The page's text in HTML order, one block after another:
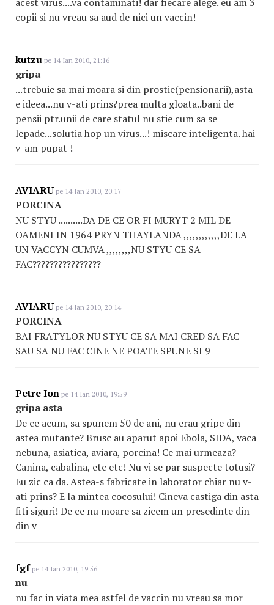
copii si nu vreau sa aud de nici un vaccin!
kutzu pe 14 Ian 2010, 21:16
gripa
...trebuie sa mai moara si din prostie(pensionarii),asta
e ideea...nu v-ati prins?prea multa gloata..bani de
pensii ptr.unii de care statul nu stie cum sa se
lepade...solutia hop un virus...! miscare inteligenta. hai
v-am pupat !
AVIARU pe 14 Ian 2010, 20:17
PORCINA
NU STYU ..........DA DE CE OR FI MURYT 2 MIL DE
OAMENI IN 1964 PRYN THAYLANDA ,,,,,,,,,,,,DE LA
UN VACCYN CUMVA ,,,,,,,,NU STYU CE SA
FAC????????????????
AVIARU pe 14 Ian 2010, 20:14
PORCINA
BAI FRATYLOR NU STYU CE SA MAI CRED SA FAC
SAU SA NU FAC CINE NE POATE SPUNE SI 9
Petre Ion pe 14 Ian 2010, 19:59
gripa asta
De ce acum, sa spunem 50 de ani, nu erau gripe din
astea mutante? Brusc au aparut apoi Ebola, SIDA, vaca
nebuna, asiatica, aviara, porcina! Ce mai urmeaza?
Canina, cabalina, etc etc! Nu vi se par suspecte totusi?
Eu zic ca da. Astea-s fabricate in laborator chiar nu v-
ati prins? E la mintea cocosului! Cineva castiga din asta
fiti siguri! De ce nu moare sa zicem un presedinte din
din v
fgf pe 14 Ian 2010, 19:56
nu
nu fac in viata mea astfel de vaccin nu vreau sa mor